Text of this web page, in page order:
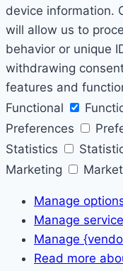
device information.
will allow us to
behavior or unique
withdrawing
features and
Functional
Preferences
Statistics
Marketing
Manage
Manage
Manage
Read more